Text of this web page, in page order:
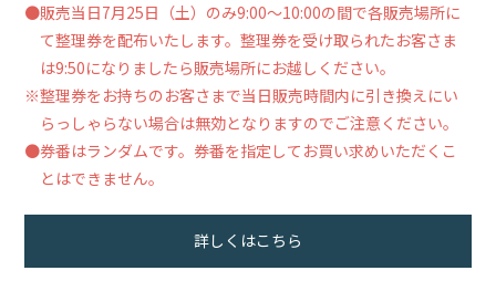
●販売当日7月25日（土）のみ9:00～10:00の間で各販売場所に
て整理券を配布いたします。整理券を受け取られたお客さま
は9:50になりましたら販売場所にお越しください。
※整理券をお持ちのお客さまで当日販売時間内に引き換えにい
らっしゃらない場合は無効となりますのでご注意ください。
●券番はランダムです。券番を指定してお買い求めいただくこ
とはできません。
詳しくはこちら